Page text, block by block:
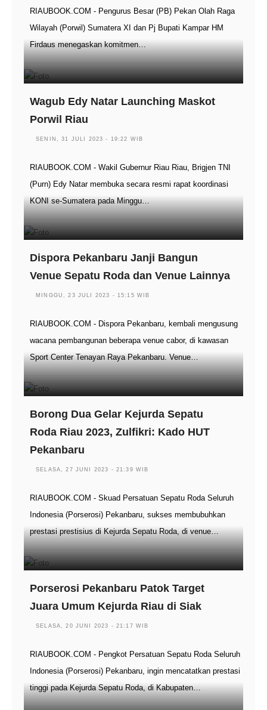
RIAUBOOK.COM - Pengurus Besar (PB) Pekan Olah Raga
Wilayah (Porwil) Sumatera XI dan Pj Bupati Kampar HM
Firdaus menegaskan komitmen…
Wagub Edy Natar Launching Maskot
Porwil Riau
SENIN, 31 JULI 2023 - 19:22 WIB
RIAUBOOK.COM - Wakil Gubernur Riau Riau, Brigjen TNI
(Purn) Edy Natar membuka secara resmi rapat koordinasi
KONI se-Sumatera pada Minggu…
Dispora Pekanbaru Janji Bangun
Venue Sepatu Roda dan Venue Lainnya
MINGGU, 23 JULI 2023 - 15:15 WIB
RIAUBOOK.COM - Dispora Pekanbaru, kembali mengusung
wacana pembangunan beberapa venue cabor, di kawasan
Sport Center Tenayan Raya Pekanbaru. Venue…
Borong Dua Gelar Kejurda Sepatu
Roda Riau 2023, Zulfikri: Kado HUT
Pekanbaru
SELASA, 27 JUNI 2023 - 21:39 WIB
RIAUBOOK.COM - Skuad Persatuan Sepatu Roda Seluruh
Indonesia (Porserosi) Pekanbaru, sukses membubuhkan
prestasi prestisius di Kejurda Sepatu Roda, di venue…
Porserosi Pekanbaru Patok Target
Juara Umum Kejurda Riau di Siak
SELASA, 20 JUNI 2023 - 21:17 WIB
RIAUBOOK.COM - Pengkot Persatuan Sepatu Roda Seluruh
Indonesia (Porserosi) Pekanbaru, ingin mencatatkan prestasi
tinggi pada Kejurda Sepatu Roda, di Kabupaten…